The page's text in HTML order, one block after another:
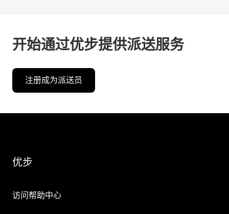
开始通过优步提供派送服务
注册成为派送员
优步
访问帮助中心